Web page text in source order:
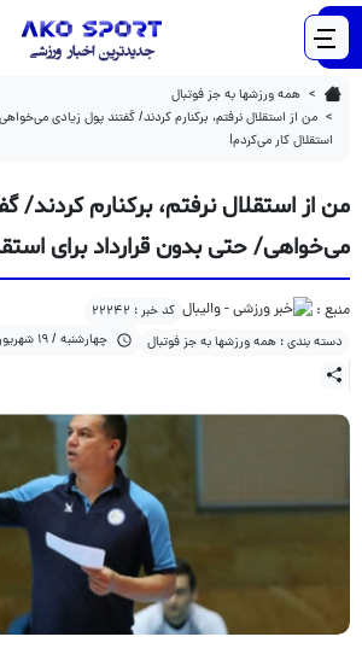
همه ورزشها به جز فوتبال
من از استقلال نرفتم، برکنارم کردند/ گفتند پول زیادی
استقلال کار می‌کردم!
من از استقلال نرفتم، برکنارم کردند/ گفتند پول زیادی می‌خواهی/ حتی بدون قرارداد برای استقلال کار می‌کردم!
من از استقلال نرفتم، برکنارم کردند/
می‌خواهی/ حتی بدون قرارداد برای
منبع :
کد خبر : 22242
دسته بندی : همه ورزشها به جز فوتبال
چهارشنبه / 19 شهریور 1404 / 12:29